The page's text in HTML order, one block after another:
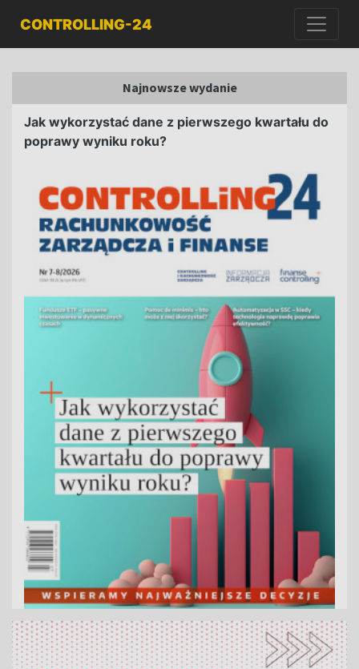
CONTROLLING-24
Najnowsze wydanie
Jak wykorzystać dane z pierwszego kwartału do
poprawy wyniku roku?